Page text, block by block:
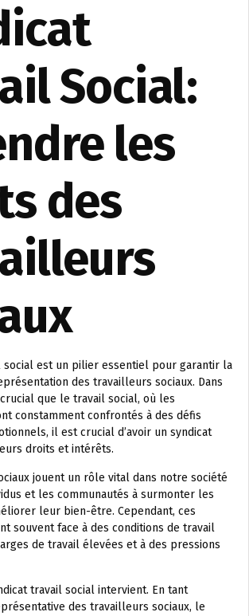
Social:
les
des
social est un pilier essentiel pour garantir la
des travailleurs sociaux. Dans
que le travail social, où les
constamment confrontés à des défis
il est crucial d’avoir un syndicat
droits et intérêts.
jouent un rôle vital dans notre société
et les communautés à surmonter les
leur bien-être. Cependant, ces
souvent face à des conditions de travail
de travail élevées et à des pressions
travail social intervient. En tant
des travailleurs sociaux, le